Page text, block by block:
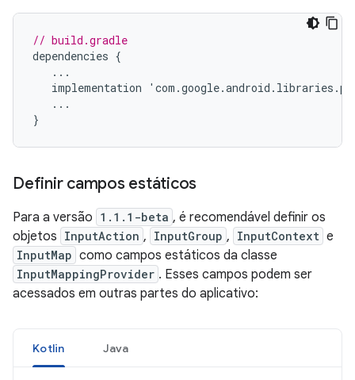
// build.gradle
dependencies {
...
implementation
' com .google.android . libraries .
...
}
Definir campos estáticos
Para a versão 1.1.1-beta , é recomendável definir os
objetos InputAction , InputGroup , InputContext e
InputMap como campos estáticos da classe
InputMappingProvider . Esses campos podem ser
acessados em outras partes do aplicativo:
Kotlin Java